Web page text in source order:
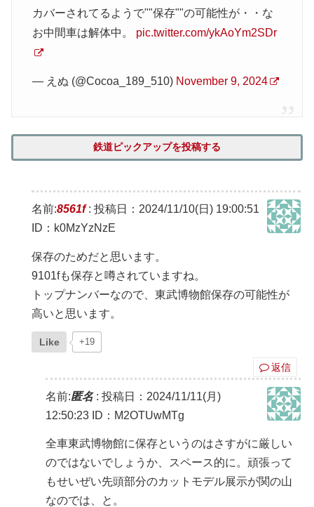
カバーされてるようで""保存""の可能性が・・な
お中間車は解体中。 pic.twitter.com/ykAoYm2SDr
— えぬ (@Cocoa_189_510) November 9, 2024
鉄道ピックアップを投稿する
名前:8561f: 投稿日：2024/11/10(日) 19:00:51
ID：k0MzYzNzE
保存のためだと思います。
9101fも保存と噂されていますね。
トップナンバーなので、東武博物館保存の可能性が
高いと思います。
Like +19
返信
名前:匿名: 投稿日：2024/11/11(月)
12:50:23 ID：M2OTUwMTg
全車東武博物館に保存というのはさすがに厳しい
のではないでしょうか、スペース的に。頑張って
もせいぜい先頭部分のカットモデル展示が関の山
なのでは、と。